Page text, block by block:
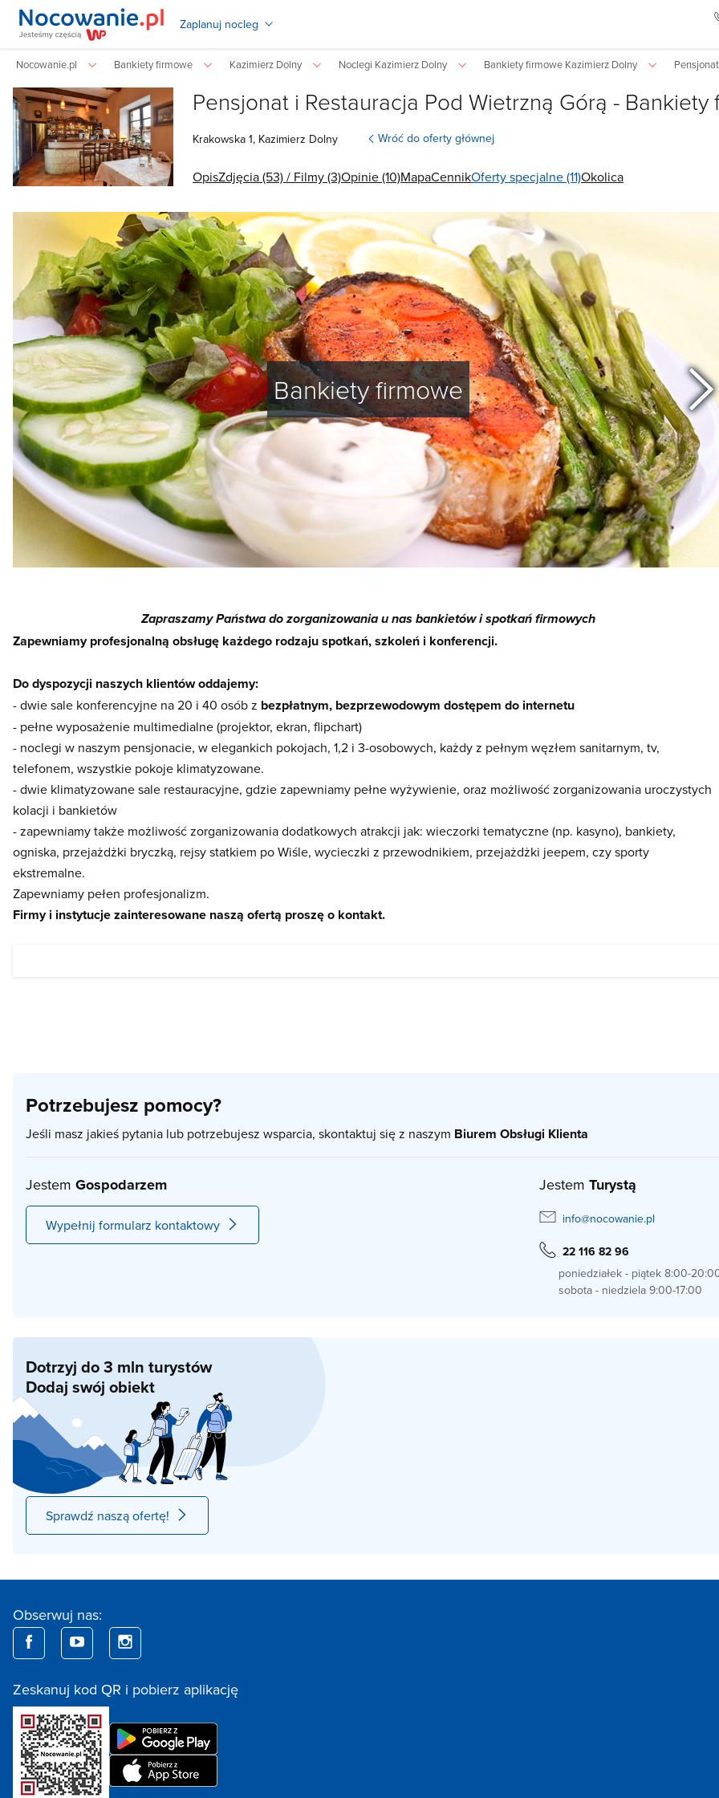
Zaplanuj nocleg
Nocowanie.pl Bankiety firmowe Kazimierz Dolny Noclegi Kazimierz Dolny Bankiety firmowe Kazimierz Dolny
Pensjonat i Restauracja Pod Wietrzną Górą - Bankiety
Krakowska 1, Kazimierz Dolny Wróć do oferty głównej
OpisZdjęcia (53) / Filmy (3)Opinie (10)MapaCennikOferty specjalne (11)Okolica
Bankiety firmowe
Zapraszamy Państwa do zorganizowania u nas bankietów i spotkań firmowych
Zapewniamy profesjonalną obsługę każdego rodzaju spotkań, szkoleń i konferencji.
Do dyspozycji naszych klientów oddajemy:
- dwie sale konferencyjne na 20 i 40 osób z bezpłatnym, bezprzewodowym dostępem do internetu
- pełne wyposażenie multimedialne (projektor, ekran, flipchart)
- noclegi w naszym pensjonacie, w elegankich pokojach, 1,2 i 3-osobowych, każdy z pełnym węzłem sanitarnym, tv,
telefonem, wszystkie pokoje klimatyzowane.
- dwie klimatyzowane sale restauracyjne, gdzie zapewniamy pełne wyżywienie, oraz możliwość zorganizowania uroczystych
kolacji i bankietów
- zapewniamy także możliwość zorganizowania dodatkowych atrakcji jak: wieczorki tematyczne (np. kasyno), bankiety,
ogniska, przejażdżki bryczką, rejsy statkiem po Wiśle, wycieczki z przewodnikiem, przejażdżki jeepem, czy sporty
ekstremalne.
Zapewniamy pełen profesjonalizm.
Firmy i instytucje zainteresowane naszą ofertą proszę o kontakt.
Potrzebujesz pomocy?
Jeśli masz jakieś pytania lub potrzebujesz wsparcia, skontaktuj się z naszym Biurem Obsługi Klienta
Jestem Gospodarzem
Wypełnij formularz kontaktowy
Jestem Turystą
info@nocowanie.pl
22 116 82 96
poniedziałek - piątek 8:00-
sobota - niedziela 9:00-17:00
Dotrzyj do 3 mln turystów
Dodaj swój obiekt
Sprawdź naszą ofertę!
Obserwuj nas:
Zeskanuj kod QR i pobierz aplikację